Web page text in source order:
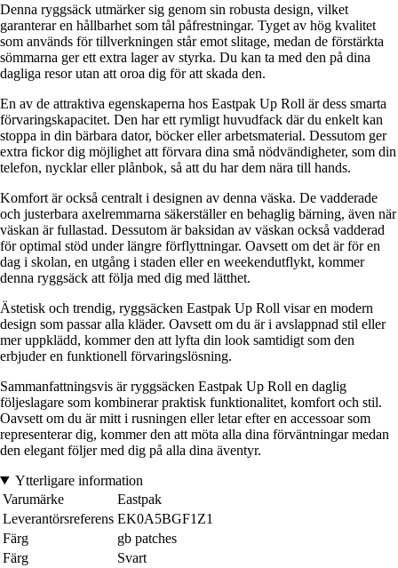
Denna ryggsäck utmärker sig genom sin robusta design, vilket
garanterar en hållbarhet som tål påfrestningar. Tyget av hög kvalitet
som används för tillverkningen står emot slitage, medan de förstärkta
sömmarna ger ett extra lager av styrka. Du kan ta med den på dina
dagliga resor utan att oroa dig för att skada den.
En av de attraktiva egenskaperna hos Eastpak Up Roll är dess smarta
förvaringskapacitet. Den har ett rymligt huvudfack där du enkelt kan
stoppa in din bärbara dator, böcker eller arbetsmaterial. Dessutom ger
extra fickor dig möjlighet att förvara dina små nödvändigheter, som din
telefon, nycklar eller plånbok, så att du har dem nära till hands.
Komfort är också centralt i designen av denna väska. De vadderade
och justerbara axelremmarna säkerställer en behaglig bärning, även när
väskan är fullastad. Dessutom är baksidan av väskan också vadderad
för optimal stöd under längre förflyttningar. Oavsett om det är för en
dag i skolan, en utgång i staden eller en weekendutflykt, kommer
denna ryggsäck att följa med dig med lätthet.
Ästetisk och trendig, ryggsäcken Eastpak Up Roll visar en modern
design som passar alla kläder. Oavsett om du är i avslappnad stil eller
mer uppklädd, kommer den att lyfta din look samtidigt som den
erbjuder en funktionell förvaringslösning.
Sammanfattningsvis är ryggsäcken Eastpak Up Roll en daglig
följeslagare som kombinerar praktisk funktionalitet, komfort och stil.
Oavsett om du är mitt i rusningen eller letar efter en accessoar som
representerar dig, kommer den att möta alla dina förväntningar medan
den elegant följer med dig på alla dina äventyr.
Ytterligare information
Varumärke
Eastpak
Leverantörsreferens EK0A5BGF1Z1
Färg
gb patches
Färg
Svart